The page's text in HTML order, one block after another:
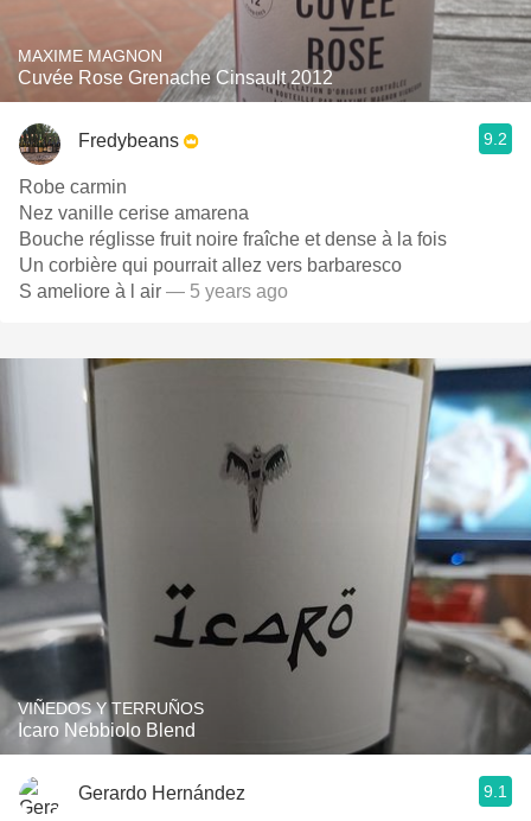
MAXIME MAGNON
Cuvée Rose Grenache Cinsault 2012
Fredybeans 9.2
Robe carmin
Nez vanille cerise amarena
Bouche réglisse fruit noire fraîche et dense à la fois
Un corbière qui pourrait allez vers barbaresco
S ameliore à l air — 5 years ago
VIÑEDOS Y TERRUÑOS
Icaro Nebbiolo Blend
Gerardo Hernández 9.1